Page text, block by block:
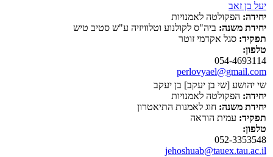
יעל בן זאב
יחידה: הפקולטה לאמנויות
יחידת משנה: ביה"ס לקולנוע וטלוויזיה ע"ש סטיב טיש
תפקיד: סגל אקדמי זוטר
טלפון:
054-4693114
perlovyael@gmail.com
שי יהושע [שי בן יעקב] בן יעקב
יחידה: הפקולטה לאמנויות
יחידת משנה: חוג לאמנות התיאטרון
תפקיד: עמית הוראה
טלפון:
052-3353548
jehoshuab@tauex.tau.ac.il